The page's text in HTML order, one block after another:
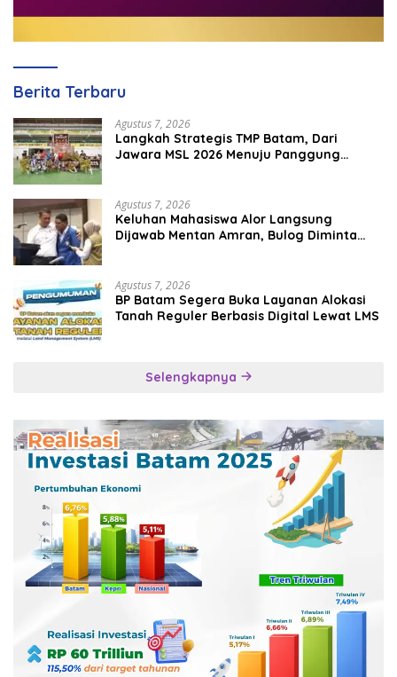
Berita Terbaru
Agustus 7, 2026
Langkah Strategis TMP Batam, Dari
Jawara MSL 2026 Menuju Panggung
Agustus 7, 2026
Keluhan Mahasiswa Alor Langsung
Dijawab Mentan Amran, Bulog Diminta
Agustus 7, 2026
BP Batam Segera Buka Layanan Alokasi
Tanah Reguler Berbasis Digital Lewat LMS
Selengkapnya